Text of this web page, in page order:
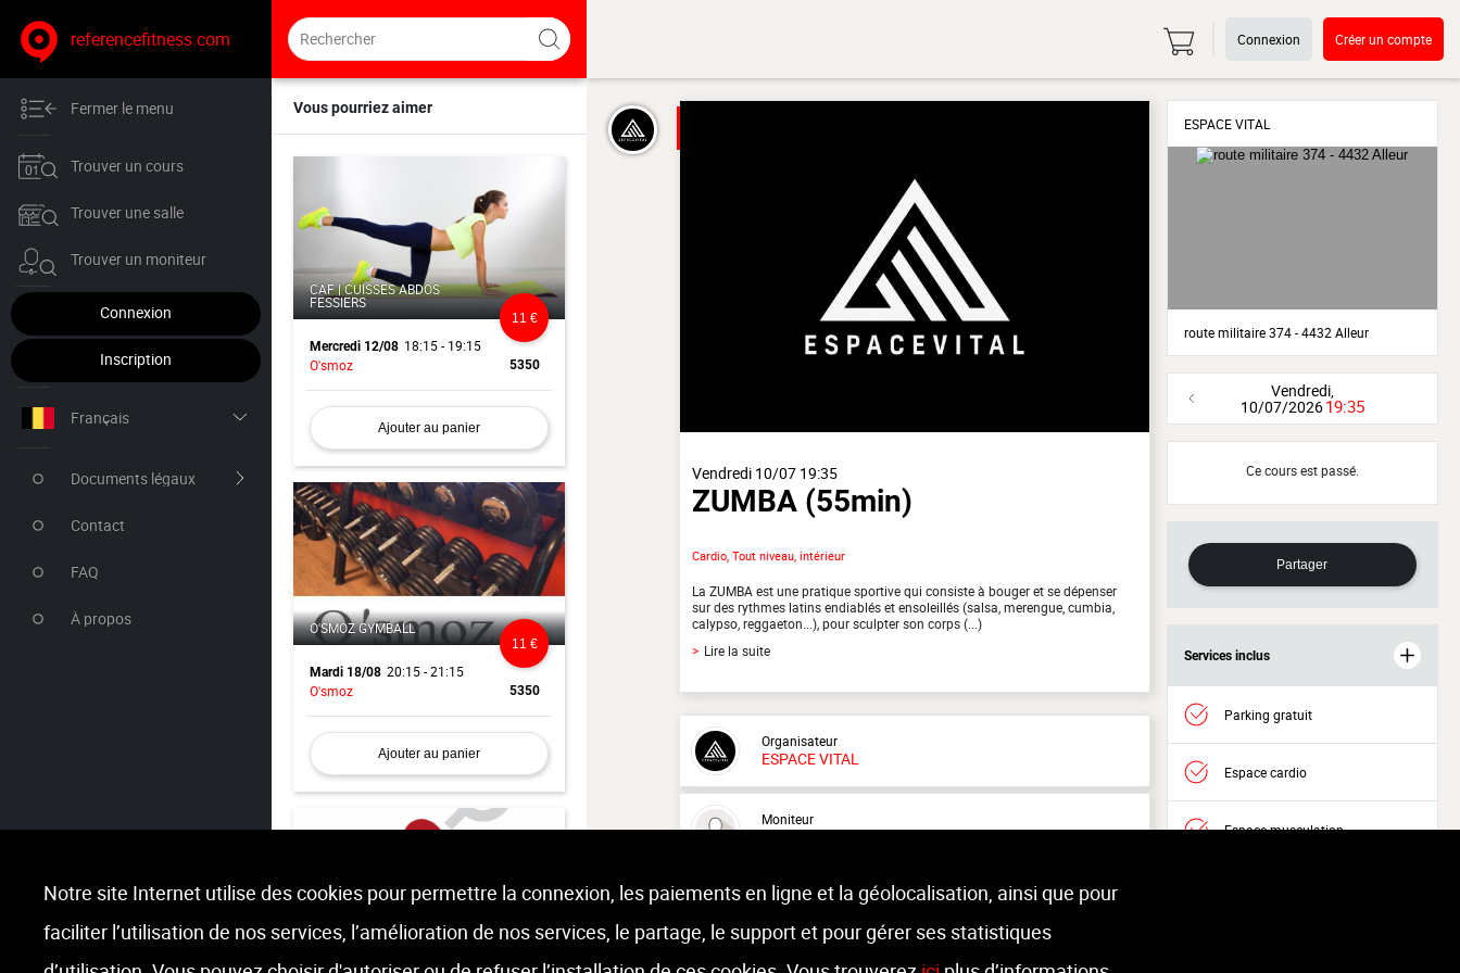
referencefitness.com
Fermer le menu
Trouver un cours
Trouver une salle
Trouver un moniteur
Connexion
Inscription
Français
Documents légaux
Contact
FAQ
À propos
Vous pourriez aimer
CAF | CUISSES ABDOS
FESSIERS
Mercredi 12/08 18:15 - 19:15
O'smoz
5350
11 €
Ajouter au panier
O'SMOZ GYMBALL
Mardi 18/08 20:15 - 21:15
O'smoz
5350
11 €
Ajouter au panier
7 €
Connexion Créer un compte
Vendredi 10/07 19:35
ZUMBA(55min)
Cardio, Tout niveau, intérieur
La ZUMBA est une pratique sportive qui consiste à bouger et se dépenser
sur des rythmes latins endiablés et ensoleillés (salsa, merengue, cumbia,
calypso, reggaeton...), pour sculpter son corps (...)
> Lire la suite
Organisateur
ESPACE VITAL
Moniteur
Non renseigné.
Lieu : ESPACE VITAL
ESPACE VITAL
route militaire 374 - 4432 Alleur
Vendredi,
10/07/202619:35
Ce cours est passé.
Partager
Services inclus
Parking gratuit
Espace cardio
Espace musculation
Notre site Internet utilise des cookies pour permettre la connexion, les paiements en ligne et la géolocalisation, ainsi que pour
faciliter l’utilisation de nos services, l’amélioration de nos services, le partage, le support et pour gérer ses statistiques